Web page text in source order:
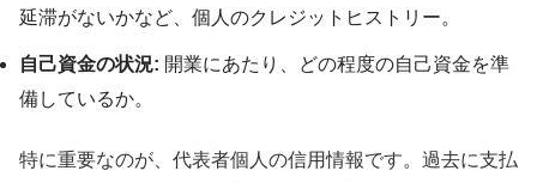
延滞がないかなど、個人のクレジットヒストリー。
自己資金の状況: 開業にあたり、どの程度の自己資金を準
備しているか。
特に重要なのが、代表者個人の信用情報です。過去に支払